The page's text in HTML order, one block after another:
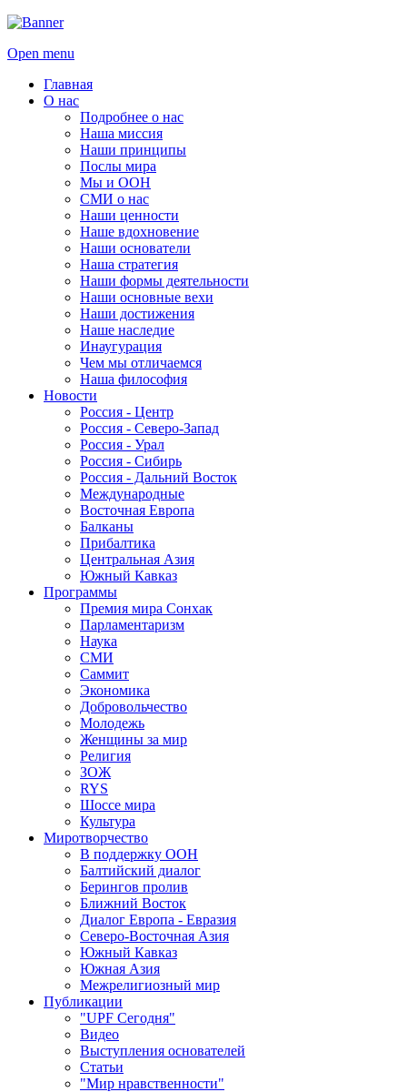
Open menu
Главная
О нас
Подробнее о нас
Наша миссия
Наши принципы
Послы мира
Мы и ООН
СМИ о нас
Наши ценности
Наше вдохновение
Наши основатели
Наша стратегия
Наши формы деятельности
Наши основные вехи
Наши достижения
Наше наследие
Инаугурация
Чем мы отличаемся
Наша философия
Новости
Россия - Центр
Россия - Северо-Запад
Россия - Урал
Россия - Сибирь
Россия - Дальний Восток
Международные
Восточная Европа
Балканы
Прибалтика
Центральная Азия
Южный Кавказ
Программы
Премия мира Сонхак
Парламентаризм
Наука
СМИ
Саммит
Экономика
Добровольчество
Молодежь
Женщины за мир
Религия
ЗОЖ
RYS
Шоссе мира
Культура
Миротворчество
В поддержку ООН
Балтийский диалог
Берингов пролив
Ближний Восток
Диалог Европа - Евразия
Северо-Восточная Азия
Южный Кавказ
Южная Азия
Межрелигиозный мир
Публикации
"UPF Сегодня"
Видео
Выступления основателей
Статьи
"Мир нравственности"